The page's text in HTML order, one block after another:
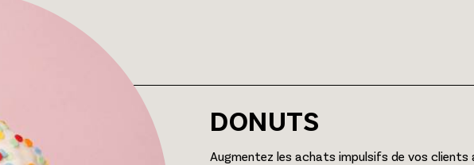
DONUTS
Augmentez les achats impulsifs de vos clients